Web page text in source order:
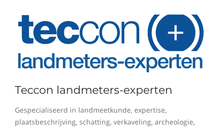
Teccon landmeters-experten
Gespecialiseerd in landmeetkunde, expertise,
plaatsbeschrijving, schatting, verkaveling, archeologie,